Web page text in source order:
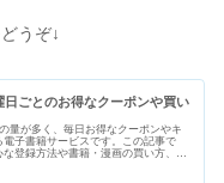
うぞ↓
ごとのお得なクーポンや買い
量が多く、毎日お得なクーポンやキ
子書籍サービスです。この記事で
登録方法や書籍・漫画の買い方、曜